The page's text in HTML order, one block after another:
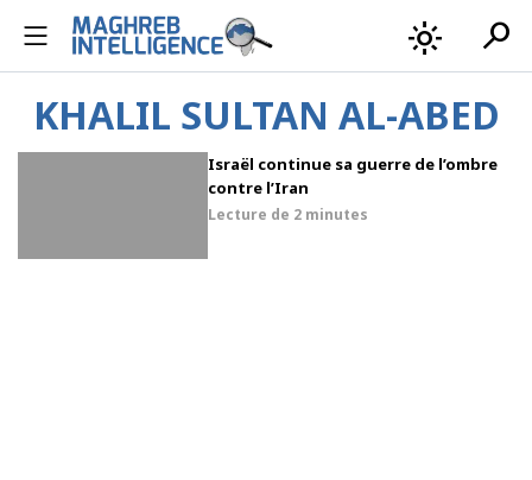
light_mode search
KHALIL SULTAN AL-ABED
Israël continue sa guerre de l’ombre
contre l’Iran
Lecture de 2 minutes